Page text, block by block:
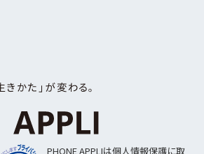
PHONE APPLIは個人情報保護に取